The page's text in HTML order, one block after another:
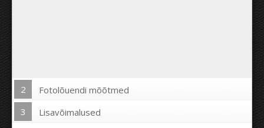
2
Fotolõuendi mõõtmed
3
Lisavõimalused